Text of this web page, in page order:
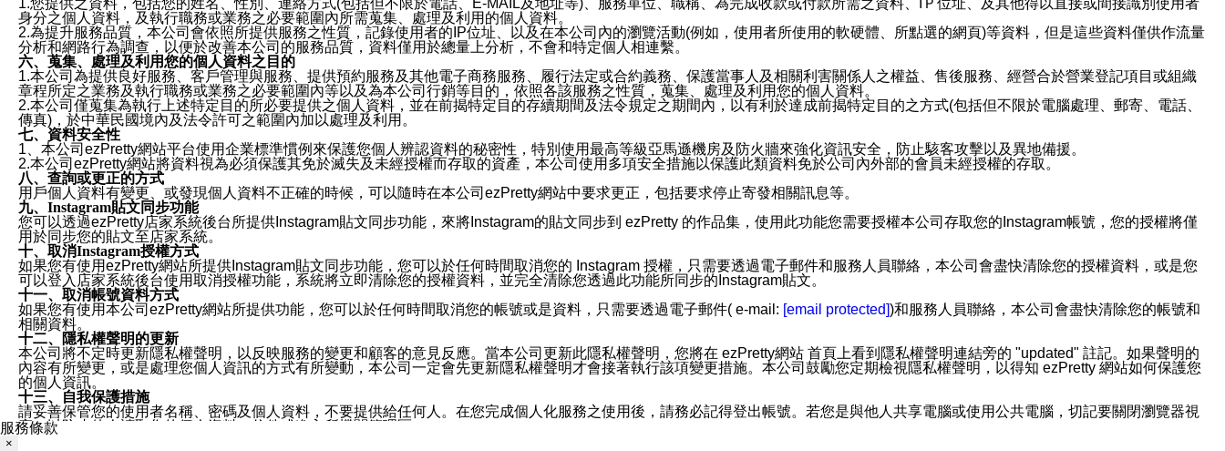
身分之個人資料，及執行職務或業務之必要範圍內所需蒐集、處理及利用的個人資料。
2.為提升服務品質，本公司會依照所提供服務之性質，記錄使用者的IP位址、以及在本公司內的瀏覽活動(例如，使用者所使用的軟硬體、所點選的網頁)等資料，但是這些資料僅供作流量
分析和網路行為調查，以便於改善本公司的服務品質，資料僅用於總量上分析，不會和特定個人相連繫。
六、蒐集、處理及利用您的個人資料之目的
1.本公司為提供良好服務、客戶管理與服務、提供預約服務及其他電子商務服務、履行法定或合約義務、保護當事人及相關利害關係人之權益、售後服務、經營合於營業登記項目或組織
章程所定之業務及執行職務或業務之必要範圍內等以及為本公司行銷等目的，依照各該服務之性質，蒐集、處理及利用您的個人資料。
2.本公司僅蒐集為執行上述特定目的所必要提供之個人資料，並在前揭特定目的存續期間及法令規定之期間內，以有利於達成前揭特定目的之方式(包括但不限於電腦處理、郵寄、電話、
傳真)，於中華民國境內及法令許可之範圍內加以處理及利用。
七、資料安全性
1、本公司ezPretty網站平台使用企業標準慣例來保護您個人辨認資料的秘密性，特別使用最高等級亞馬遜機房及防火牆來強化資訊安全，防止駭客攻擊以及異地備援。
2.本公司ezPretty網站將資料視為必須保護其免於滅失及未經授權而存取的資產，本公司使用多項安全措施以保護此類資料免於公司內外部的會員未經授權的存取。
八、查詢或更正的方式
用戶個人資料有變更、或發現個人資料不正確的時候，可以隨時在本公司ezPretty網站中要求更正，包括要求停止寄發相關訊息等。
九、Instagram貼文同步功能
您可以透過ezPretty店家系統後台所提供Instagram貼文同步功能，來將Instagram的貼文同步到 ezPretty 的作品集，使用此功能您需要授權本公司存取您的Instagram帳號，您的授權將僅
用於同步您的貼文至店家系統。
十、取消Instagram授權方式
如果您有使用ezPretty網站所提供Instagram貼文同步功能，您可以於任何時間取消您的 Instagram 授權，只需要透過電子郵件和服務人員聯絡，本公司會盡快清除您的授權資料，或是您
可以登入店家系統後台使用取消授權功能，系統將立即清除您的授權資料，並完全清除您透過此功能所同步的Instagram貼文。
十一、取消帳號資料方式
如果您有使用本公司ezPretty網站所提供功能，您可以於任何時間取消您的帳號或是資料，只需要透過電子郵件( e-mail: [email protected])和服務人員聯絡，本公司會盡快清除您的帳號和
相關資料。
十二、隱私權聲明的更新
本公司將不定時更新隱私權聲明，以反映服務的變更和顧客的意見反應。當本公司更新此隱私權聲明，您將在 ezPretty網站 首頁上看到隱私權聲明連結旁的 "updated" 註記。如果聲明的
內容有所變更，或是處理您個人資訊的方式有所變動，本公司一定會先更新隱私權聲明才會接著執行該項變更措施。本公司鼓勵您定期檢視隱私權聲明，以得知 ezPretty 網站如何保護您
的個人資訊。
十三、自我保護措施
請妥善保管您的使用者名稱、密碼及個人資料，不要提供給任何人。在您完成個人化服務之使用後，請務必記得登出帳號。若您是與他人共享電腦或使用公共電腦，切記要關閉瀏覽器視
窗，以防止他人讀取您的個人資料、信件或進入所機關管理區。
服務條款
×